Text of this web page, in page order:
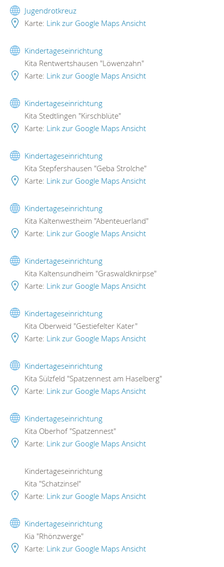
Jugendrotkreuz
Karte: Link zur Google Maps Ansicht
Kindertageseinrichtung
Kita Rentwertshausen "Löwenzahn"
Karte: Link zur Google Maps Ansicht
Kindertageseinrichtung
Kita Stedtlingen "Kirschblüte"
Karte: Link zur Google Maps Ansicht
Kindertageseinrichtung
Kita Stepfershausen "Geba Strolche"
Karte: Link zur Google Maps Ansicht
Kindertageseinrichtung
Kita Kaltenwestheim "Abenteuerland"
Karte: Link zur Google Maps Ansicht
Kindertageseinrichtung
Kita Kaltensundheim "Graswaldknirpse"
Karte: Link zur Google Maps Ansicht
Kindertageseinrichtung
Kita Oberweid "Gestiefelter Kater"
Karte: Link zur Google Maps Ansicht
Kindertageseinrichtung
Kita Sülzfeld "Spatzennest am Haselberg"
Karte: Link zur Google Maps Ansicht
Kindertageseinrichtung
Kita Oberhof "Spatzennest"
Karte: Link zur Google Maps Ansicht
Kindertageseinrichtung
Kita "Schatzinsel"
Karte: Link zur Google Maps Ansicht
Kindertageseinrichtung
Kia "Rhönzwerge"
Karte: Link zur Google Maps Ansicht